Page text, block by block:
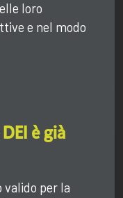
loro
e nel modo
è già
valido per la